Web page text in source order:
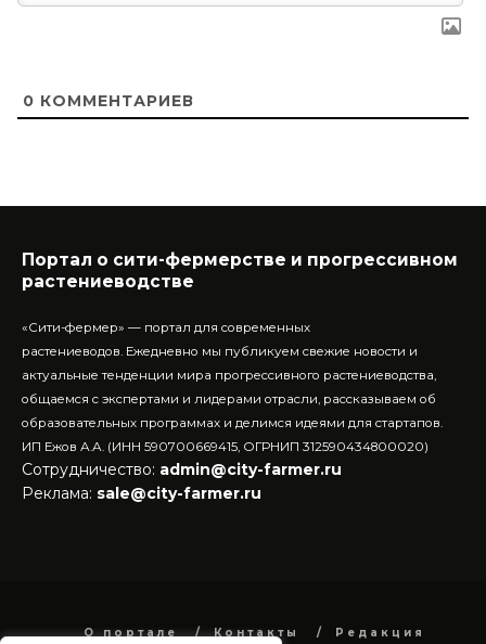
0 КОММЕНТАРИЕВ
Портал о сити-фермерстве и прогрессивном
растениеводстве
«Сити-фермер» — портал для современных
растениеводов. Ежедневно мы публикуем свежие новости и
актуальные тенденции мира прогрессивного растениеводства,
общаемся с экспертами и лидерами отрасли, рассказываем об
образовательных программах и делимся идеями для стартапов.
ИП Ежов А.А. (ИНН 590700669415, ОГРНИП 312590434800020)
Сотрудничество: admin@city-farmer.ru
Реклама: sale@city-farmer.ru
О портале Контакты
Редакция